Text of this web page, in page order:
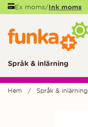
Ex moms/Ink moms
Språk & inlärning
Hem Språk & inlärning